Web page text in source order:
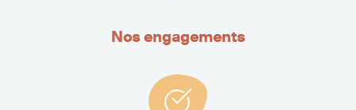
Nos engagements